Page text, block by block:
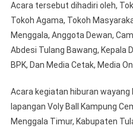
Acara tersebut dihadiri oleh,
Tokoh Agama, Tokoh
Menggala, Anggota Dewan,
Abdesi Tulang Bawang, Kepala
BPK, Dan Media Cetak, Media
Acara kegiatan hiburan
lapangan Voly Ball Kampung
Menggala Timur, Kabupaten